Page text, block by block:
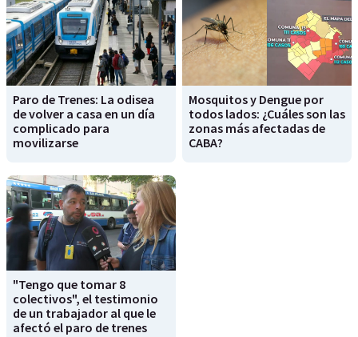
Paro de Trenes: La odisea
de volver a casa en un día
complicado para
movilizarse
Mosquitos y Dengue por
todos lados: ¿Cuáles son las
zonas más afectadas de
CABA?
"Tengo que tomar 8
colectivos", el testimonio
de un trabajador al que le
afectó el paro de trenes